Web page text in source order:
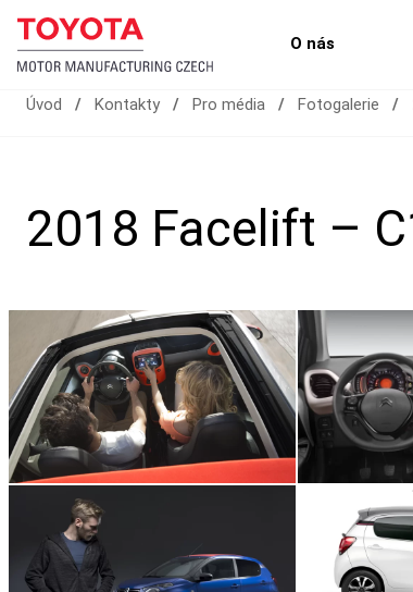
O nás
Úvod / Kontakty / Pro média / Fotogalerie /
2018 Facelift –